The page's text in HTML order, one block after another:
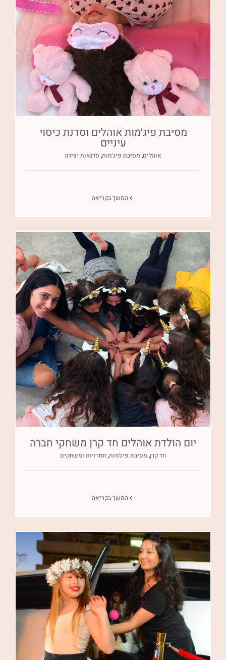
מסיבת פיג׳מות אוהלים וסדנת כיסוי
עיניים
אוהלים, מסיבת פיג׳מות, סדנאות יצירה
המשך בקריאה
יום הולדת אוהלים חד קרן משחקי חברה
חד קרן, מסיבת פיג׳מות, תחרויות ומשחקים
המשך בקריאה